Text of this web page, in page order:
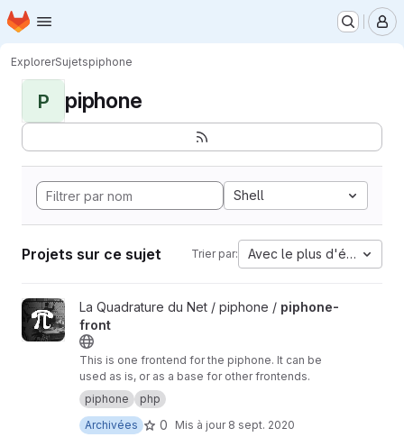
Passer au contenu principal
Page d'accueil
ExplorerSujetspiphone
P piphone
Shell
Projets sur ce sujet Trier par: Avec le plus d'étoiles
Afficher le projet piphone-front
La Quadrature du Net / piphone / piphone-
front
This is one frontend for the piphone. It can be
used as is, or as a base for other frontends.
piphone
php
Archivées
0 Mis à jour 8 sept. 2020